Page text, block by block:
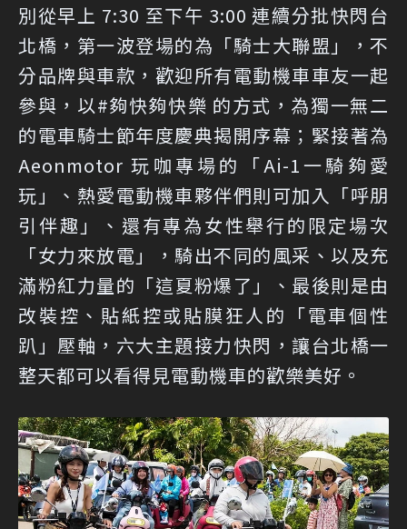
別從早上 7:30 至下午 3:00 連續分批快閃台
北橋，第一波登場的為「騎士大聯盟」，不
分品牌與車款，歡迎所有電動機車車友一起
參與，以#夠快夠快樂 的方式，為獨一無二
的電車騎士節年度慶典揭開序幕；緊接著為
Aeonmotor 玩咖專場的「Ai-1一騎夠愛
玩」、熱愛電動機車夥伴們則可加入「呼朋
引伴趣」、還有專為女性舉行的限定場次
「女力來放電」，騎出不同的風采、以及充
滿粉紅力量的「這夏粉爆了」、最後則是由
改裝控、貼紙控或貼膜狂人的「電車個性
趴」壓軸，六大主題接力快閃，讓台北橋一
整天都可以看得見電動機車的歡樂美好。